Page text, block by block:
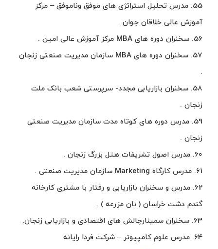
55. مدرس تحلیل استراتژی های موفق وناموفق – مرکز
آموزش عالی خلاقان جوان .
56. سخنران دوره های MBA مرکز آموزش عالی امین .
57. سخنران دوره های MBA سازمان مدیریت صنعتی زنجان
.
58. سخنران بازاریابی مجدد- سرپرستی شعب بانک ملت
زنجان .
59. مدرس دوره های کوتاه مدت سازمان مدیریت صنعتی
زنجان .
60. مدرس اصول تشریفات هتل بزرگ زنجان .
61. مدرس کارگاه Marketing سازمان مدیریت صنعتی .
62. مدرس و سخنران بازاریابی و رفتار با مشتری کارخانه
گندم دشت خراسان ( نان مزرعه ) .
63. سخنران سمینارچالش های اقتصادی و بازاریابی زنجان.
64. مدرس علوم کامپیوتر – شرکت فردا رایانه